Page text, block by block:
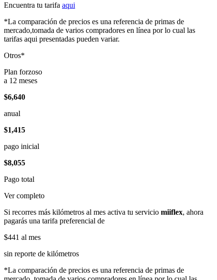
Encuentra tu tarifa aqui
*La comparación de precios es una referencia de primas de
mercado,tomada de varios compradores en línea por lo cual las
tarifas aqui presentadas pueden variar.
Otros*
Plan forzoso
a 12 meses
$6,640
anual
$1,415
pago inicial
$8,055
Pago total
Ver completo
Si recorres más kilómetros al mes activa tu servicio miiflex, ahora
pagarás una tarifa preferencial de
$441 al mes
sin reporte de kilómetros
*La comparación de precios es una referencia de primas de